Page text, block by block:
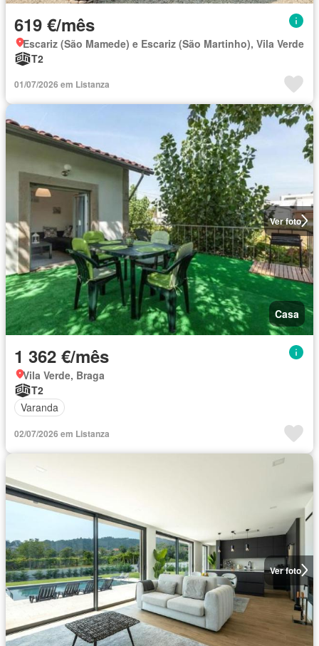
619 €/mês
Escariz (São Mamede) e Escariz (São Martinho), Vila Verde
T2
01/07/2026 em Listanza
Ver foto
Casa
1 362 €/mês
Vila Verde, Braga
T2
Varanda
02/07/2026 em Listanza
Ver foto